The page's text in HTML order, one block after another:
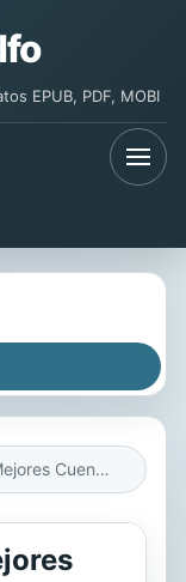
EPUB, PDF, MOBI
Gran Libro de los Mejores Cuentos - Volumen 1